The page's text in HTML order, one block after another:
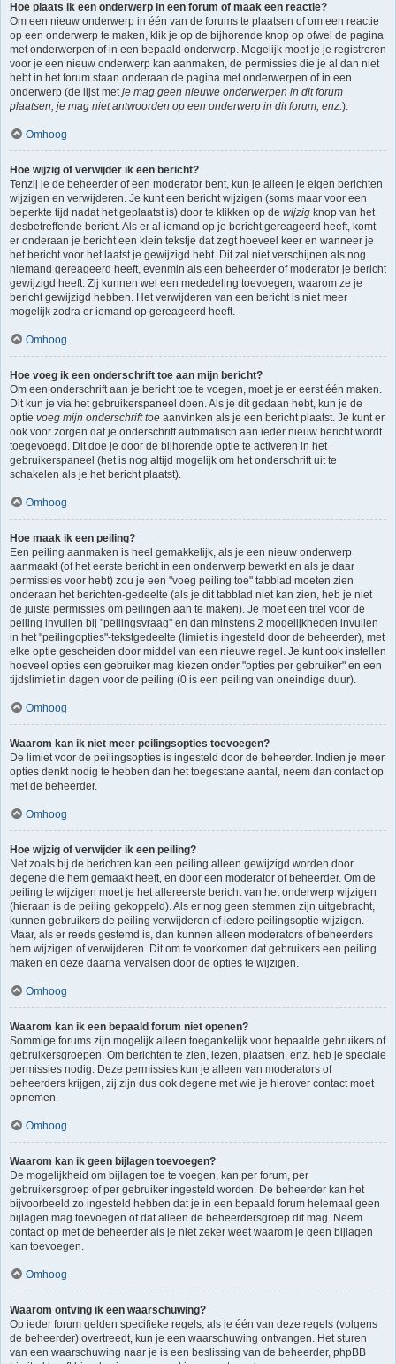
Hoe plaats ik een onderwerp in een forum of maak een reactie?
Om een nieuw onderwerp in één van de forums te plaatsen of om een reactie
op een onderwerp te maken, klik je op de bijhorende knop op ofwel de pagina
met onderwerpen of in een bepaald onderwerp. Mogelijk moet je je registreren
voor je een nieuw onderwerp kan aanmaken, de permissies die je al dan niet
hebt in het forum staan onderaan de pagina met onderwerpen of in een
onderwerp (de lijst metje mag geen nieuwe onderwerpen in dit forum
plaatsen, je mag niet antwoorden op een onderwerp in dit forum, enz.).
Omhoog
Hoe wijzig of verwijder ik een bericht?
Tenzij je de beheerder of een moderator bent, kun je alleen je eigen berichten
wijzigen en verwijderen. Je kunt een bericht wijzigen (soms maar voor een
beperkte tijd nadat het geplaatst is) door te klikken op de wijzig knop van het
desbetreffende bericht. Als er al iemand op je bericht gereageerd heeft, komt
er onderaan je bericht een klein tekstje dat zegt hoeveel keer en wanneer je
het bericht voor het laatst je gewijzigd hebt. Dit zal niet verschijnen als nog
niemand gereageerd heeft, evenmin als een beheerder of moderator je bericht
gewijzigd heeft. Zij kunnen wel een mededeling toevoegen, waarom ze je
bericht gewijzigd hebben. Het verwijderen van een bericht is niet meer
mogelijk zodra er iemand op gereageerd heeft.
Omhoog
Hoe voeg ik een onderschrift toe aan mijn bericht?
Om een onderschrift aan je bericht toe te voegen, moet je er eerst één maken.
Dit kun je via het gebruikerspaneel doen. Als je dit gedaan hebt, kun je de
optie voeg mijn onderschrift toe aanvinken als je een bericht plaatst. Je kunt er
ook voor zorgen dat je onderschrift automatisch aan ieder nieuw bericht wordt
toegevoegd. Dit doe je door de bijhorende optie te activeren in het
gebruikerspaneel (het is nog altijd mogelijk om het onderschrift uit te
schakelen als je het bericht plaatst).
Omhoog
Hoe maak ik een peiling?
Een peiling aanmaken is heel gemakkelijk, als je een nieuw onderwerp
aanmaakt (of het eerste bericht in een onderwerp bewerkt en als je daar
permissies voor hebt) zou je een "voeg peiling toe" tabblad moeten zien
onderaan het berichten-gedeelte (als je dit tabblad niet kan zien, heb je niet
de juiste permissies om peilingen aan te maken). Je moet een titel voor de
peiling invullen bij "peilingsvraag" en dan minstens 2 mogelijkheden invullen
in het "peilingopties"-tekstgedeelte (limiet is ingesteld door de beheerder), met
elke optie gescheiden door middel van een nieuwe regel. Je kunt ook instellen
hoeveel opties een gebruiker mag kiezen onder "opties per gebruiker" en een
tijdslimiet in dagen voor de peiling (0 is een peiling van oneindige duur).
Omhoog
Waarom kan ik niet meer peilingsopties toevoegen?
De limiet voor de peilingsopties is ingesteld door de beheerder. Indien je meer
opties denkt nodig te hebben dan het toegestane aantal, neem dan contact op
met de beheerder.
Omhoog
Hoe wijzig of verwijder ik een peiling?
Net zoals bij de berichten kan een peiling alleen gewijzigd worden door
degene die hem gemaakt heeft, en door een moderator of beheerder. Om de
peiling te wijzigen moet je het allereerste bericht van het onderwerp wijzigen
(hieraan is de peiling gekoppeld). Als er nog geen stemmen zijn uitgebracht,
kunnen gebruikers de peiling verwijderen of iedere peilingsoptie wijzigen.
Maar, als er reeds gestemd is, dan kunnen alleen moderators of beheerders
hem wijzigen of verwijderen. Dit om te voorkomen dat gebruikers een peiling
maken en deze daarna vervalsen door de opties te wijzigen.
Omhoog
Waarom kan ik een bepaald forum niet openen?
Sommige forums zijn mogelijk alleen toegankelijk voor bepaalde gebruikers of
gebruikersgroepen. Om berichten te zien, lezen, plaatsen, enz. heb je speciale
permissies nodig. Deze permissies kun je alleen van moderators of
beheerders krijgen, zij zijn dus ook degene met wie je hierover contact moet
opnemen.
Omhoog
Waarom kan ik geen bijlagen toevoegen?
De mogelijkheid om bijlagen toe te voegen, kan per forum, per
gebruikersgroep of per gebruiker ingesteld worden. De beheerder kan het
bijvoorbeeld zo ingesteld hebben dat je in een bepaald forum helemaal geen
bijlagen mag toevoegen of dat alleen de beheerdersgroep dit mag. Neem
contact op met de beheerder als je niet zeker weet waarom je geen bijlagen
kan toevoegen.
Omhoog
Waarom ontving ik een waarschuwing?
Op ieder forum gelden specifieke regels, als je één van deze regels (volgens
de beheerder) overtreedt, kun je een waarschuwing ontvangen. Het sturen
van een waarschuwing naar je is een beslissing van de beheerder, phpBB